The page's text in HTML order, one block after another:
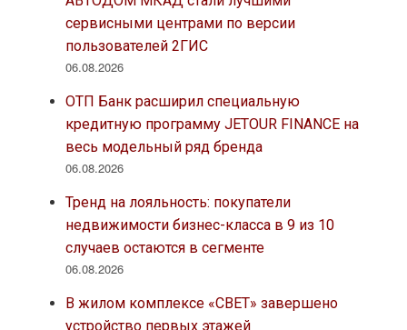
сервисными центрами по версии
пользователей 2ГИС
06.08.2026
ОТП Банк расширил специальную
кредитную программу JETOUR FINANCE на
весь модельный ряд бренда
06.08.2026
Тренд на лояльность: покупатели
недвижимости бизнес-класса в 9 из 10
случаев остаются в сегменте
06.08.2026
В жилом комплексе «СВЕТ» завершено
устройство первых этажей